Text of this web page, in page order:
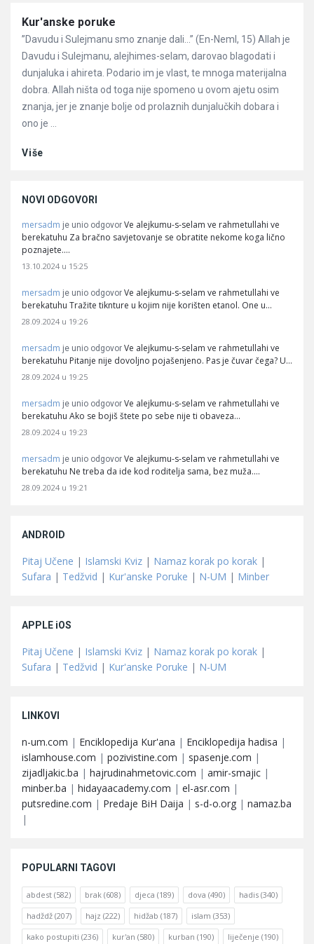
Članci
Kur'anske poruke
”Davudu i Sulejmanu smo znanje dali…” (En-Neml, 15) Allah je
Davudu i Sulejmanu, alejhimes-selam, darovao blagodati i
dunjaluka i ahireta. Podario im je vlast, te mnoga materijalna
dobra. Allah ništa od toga nije spomeno u ovom ajetu osim
znanja, jer je znanje bolje od prolaznih dunjalučkih dobara i
ono je ...
Više
NOVI ODGOVORI
mersadm je unio odgovor Ve alejkumu-s-selam ve rahmetullahi ve
berekatuhu Za bračno savjetovanje se obratite nekome koga lično
poznajete.…
13.10.2024 u 15:25
mersadm je unio odgovor Ve alejkumu-s-selam ve rahmetullahi ve
berekatuhu Tražite tiknture u kojim nije korišten etanol. One u…
28.09.2024 u 19:26
mersadm je unio odgovor Ve alejkumu-s-selam ve rahmetullahi ve
berekatuhu Pitanje nije dovoljno pojašenjeno. Pas je čuvar čega? U…
28.09.2024 u 19:25
mersadm je unio odgovor Ve alejkumu-s-selam ve rahmetullahi ve
berekatuhu Ako se bojiš štete po sebe nije ti obaveza…
28.09.2024 u 19:23
mersadm je unio odgovor Ve alejkumu-s-selam ve rahmetullahi ve
berekatuhu Ne treba da ide kod roditelja sama, bez muža.…
28.09.2024 u 19:21
ANDROID
Pitaj Učene | Islamski Kviz | Namaz korak po korak |
Sufara | Tedžvid | Kur'anske Poruke | N-UM | Minber
APPLE iOS
Pitaj Učene | Islamski Kviz | Namaz korak po korak |
Sufara | Tedžvid | Kur'anske Poruke | N-UM
LINKOVI
n-um.com | Enciklopedija Kur'ana | Enciklopedija hadisa |
islamhouse.com | pozivistine.com | spasenje.com |
zijadljakic.ba | hajrudinahmetovic.com | amir-smajic |
minber.ba | hidayaacademy.com | el-asr.com |
putsredine.com | Predaje BiH Daija | s-d-o.org | namaz.ba
|
POPULARNI TAGOVI
abdest (582) brak (608) djeca (189) dova (490) hadis (340)
hadždž (207) hajz (222) hidžab (187) islam (353)
kako postupiti (236) kur'an (580) kurban (190) liječenje (190)